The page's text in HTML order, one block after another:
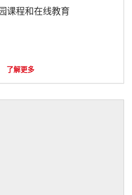
课程和在线教育
了解更多